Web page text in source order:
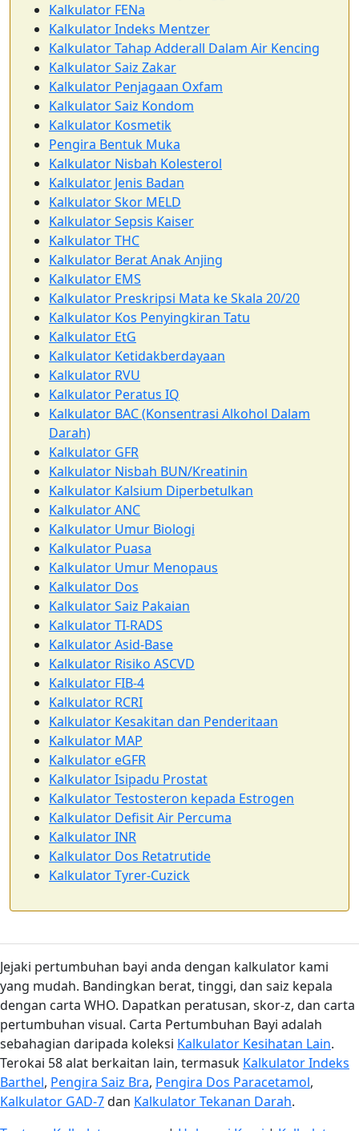
Kalkulator FENa
Kalkulator Indeks Mentzer
Kalkulator Tahap Adderall Dalam Air Kencing
Kalkulator Saiz Zakar
Kalkulator Penjagaan Oxfam
Kalkulator Saiz Kondom
Kalkulator Kosmetik
Pengira Bentuk Muka
Kalkulator Nisbah Kolesterol
Kalkulator Jenis Badan
Kalkulator Skor MELD
Kalkulator Sepsis Kaiser
Kalkulator THC
Kalkulator Berat Anak Anjing
Kalkulator EMS
Kalkulator Preskripsi Mata ke Skala 20/20
Kalkulator Kos Penyingkiran Tatu
Kalkulator EtG
Kalkulator Ketidakberdayaan
Kalkulator RVU
Kalkulator Peratus IQ
Kalkulator BAC (Konsentrasi Alkohol Dalam
Darah)
Kalkulator GFR
Kalkulator Nisbah BUN/Kreatinin
Kalkulator Kalsium Diperbetulkan
Kalkulator ANC
Kalkulator Umur Biologi
Kalkulator Puasa
Kalkulator Umur Menopaus
Kalkulator Dos
Kalkulator Saiz Pakaian
Kalkulator TI-RADS
Kalkulator Asid-Base
Kalkulator Risiko ASCVD
Kalkulator FIB-4
Kalkulator RCRI
Kalkulator Kesakitan dan Penderitaan
Kalkulator MAP
Kalkulator eGFR
Kalkulator Isipadu Prostat
Kalkulator Testosteron kepada Estrogen
Kalkulator Defisit Air Percuma
Kalkulator INR
Kalkulator Dos Retatrutide
Kalkulator Tyrer-Cuzick
Jejaki pertumbuhan bayi anda dengan kalkulator kami
yang mudah. Bandingkan berat, tinggi, dan saiz kepala
dengan carta WHO. Dapatkan peratusan, skor-z, dan carta
pertumbuhan visual. Carta Pertumbuhan Bayi adalah
sebahagian daripada koleksi Kalkulator Kesihatan Lain.
Terokai 58 alat berkaitan lain, termasuk Kalkulator Indeks
Barthel, Pengira Saiz Bra, Pengira Dos Paracetamol,
Kalkulator GAD-7dan Kalkulator Tekanan Darah.